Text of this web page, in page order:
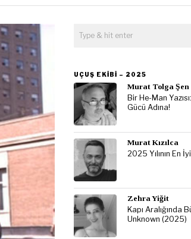
UÇUŞ EKIBI – 2025
Murat Tolga Şen
Bir He-Man
Gücü Adına!
Murat Kızılca
2025 Yılının En
Zehra Yiğit
Kapı Aralığında
Unknown (2025)